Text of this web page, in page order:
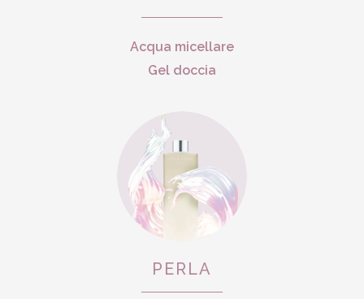
Acqua micellare
Gel doccia
PERLA